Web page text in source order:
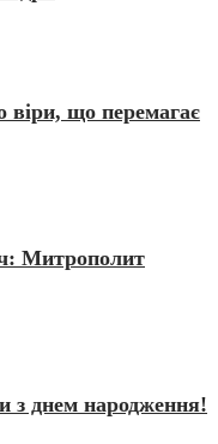
віри, що перемагає
Митрополит
з днем народження!